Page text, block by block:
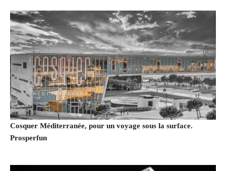
Cosquer Méditerranée, pour un voyage sous la surface.
Prosperfun